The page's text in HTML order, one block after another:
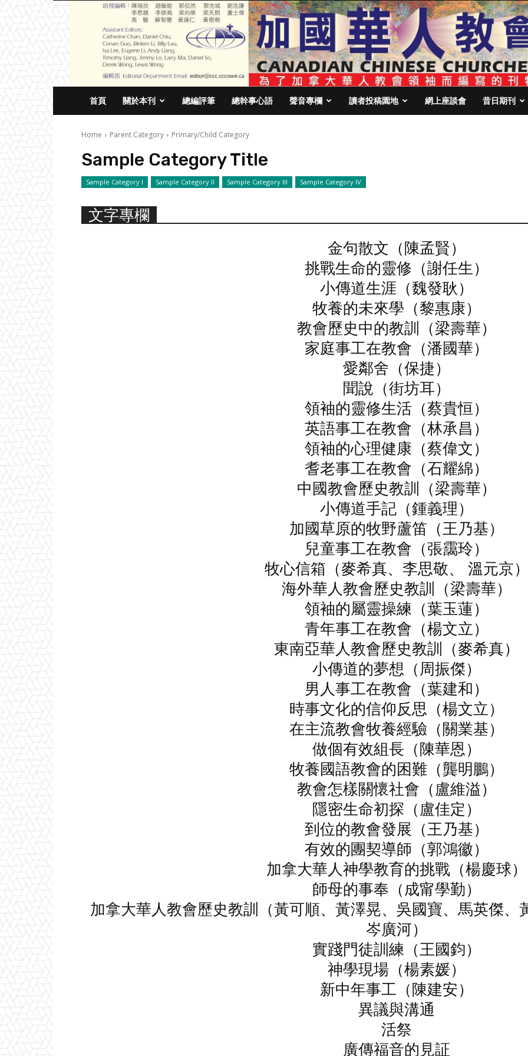
首頁 關於本刊 總編評筆 總幹事心語 聲音專欄 讀者投稿園地 網上座談會 昔日期刊
Home Parent Category Primary/Child Category
Sample Category Title
Sample Category I Sample Category II Sample Category III Sample Category IV
文字專欄
金句散文（陳孟賢）
挑戰生命的靈修（謝任生）
小傳道生涯（魏發耿）
牧養的未來學（黎惠康）
教會歷史中的教訓（梁壽華）
家庭事工在教會（潘國華）
愛鄰舍（保捷）
聞說（街坊耳）
領袖的靈修生活（蔡貴恒）
英語事工在教會（林承昌）
領袖的心理健康（蔡偉文）
耆老事工在教會（石耀綿）
中國教會歷史教訓（梁壽華）
小傳道手記（鍾義理）
加國草原的牧野蘆笛（王乃基）
兒童事工在教會（張靄玲）
牧心信箱（麥希真、李思敬、 溫元京
海外華人教會歷史教訓（梁壽華）
領袖的屬靈操練（葉玉蓮）
青年事工在教會（楊文立）
東南亞華人教會歷史教訓（麥希真）
小傳道的夢想（周振傑）
男人事工在教會（葉建和）
時事文化的信仰反思（楊文立）
在主流教會牧養經驗（關業基）
做個有效組長（陳華恩）
牧養國語教會的困難（龔明鵬）
教會怎樣關懷社會（盧維溢）
隱密生命初探（盧佳定）
到位的教會發展（王乃基）
有效的團契導師（郭鴻徽）
加拿大華人神學教育的挑戰（楊慶球）
師母的事奉（成甯學勤）
加拿大華人教會歷史教訓（黃可順、黃澤晃、吳國寶、馬英傑、
岑廣河）
實踐門徒訓練（王國鈞）
神學現場（楊素媛）
新中年事工（陳建安）
異議與溝通
活祭
廣傳福音的見証